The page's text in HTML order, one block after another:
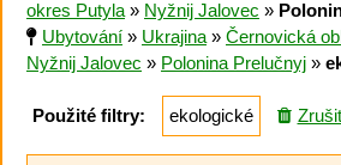
okres Putyla » Nyžnij Jalovec »
Ubytování » Ukrajina » Černovická
Nyžnij Jalovec » Polonina Prelučnyj »
Použité filtry: ekologické